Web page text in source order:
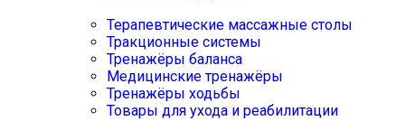
Терапевтические массажные столы
Тракционные системы
Тренажёры баланса
Медицинские тренажёры
Тренажёры ходьбы
Товары для ухода и реабилитации